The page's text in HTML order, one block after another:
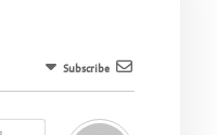
Subscribe